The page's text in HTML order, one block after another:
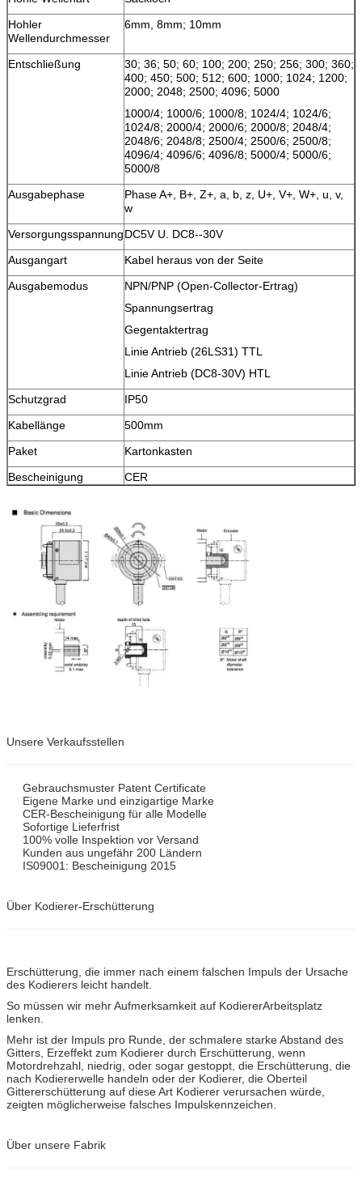
Hohler
Wellendurchmesser
6mm, 8mm; 10mm
Entschließung
30; 36; 50; 60; 100; 200; 250; 256; 300; 360;
400; 450; 500; 512; 600; 1000; 1024; 1200;
2000; 2048; 2500; 4096; 5000
1000/4; 1000/6; 1000/8; 1024/4; 1024/6;
1024/8; 2000/4; 2000/6; 2000/8; 2048/4;
2048/6; 2048/8; 2500/4; 2500/6; 2500/8;
4096/4; 4096/6; 4096/8; 5000/4; 5000/6;
5000/8
Ausgabephase
Phase A+, B+, Z+, a, b, z, U+, V+, W+, u, v,
w
VersorgungsspannungDC5V U. DC8--30V
Ausgangart
Kabel heraus von der Seite
Ausgabemodus
NPN/PNP (Open-Collector-Ertrag)
Spannungsertrag
Gegentaktertrag
Linie Antrieb (26LS31) TTL
Linie Antrieb (DC8-30V) HTL
Schutzgrad
IP50
Kabellänge
500mm
Paket
Kartonkasten
Bescheinigung
CER
Unsere Verkaufsstellen
Gebrauchsmuster Patent Certificate
Eigene Marke und einzigartige Marke
CER-Bescheinigung für alle Modelle
Sofortige Lieferfrist
100% volle Inspektion vor Versand
Kunden aus ungefähr 200 Ländern
IS09001: Bescheinigung 2015
Über Kodierer-Erschütterung
Erschütterung, die immer nach einem falschen Impuls der Ursache
des Kodierers leicht handelt.
So müssen wir mehr Aufmerksamkeit auf KodiererArbeitsplatz
lenken.
Mehr ist der Impuls pro Runde, der schmalere starke Abstand des
Gitters, Erzeffekt zum Kodierer durch Erschütterung, wenn
Motordrehzahl, niedrig, oder sogar gestoppt, die Erschütterung, die
nach Kodiererwelle handeln oder der Kodierer, die Oberteil
Gittererschütterung auf diese Art Kodierer verursachen würde,
zeigten möglicherweise falsches Impulskennzeichen.
Über unsere Fabrik